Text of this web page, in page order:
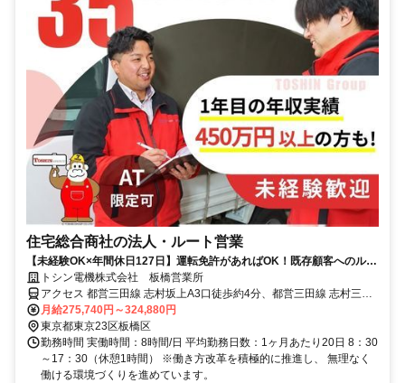
住宅総合商社の法人・ルート営業
【未経験OK×年間休日127日】運転免許があればOK！既存顧客へのルー
ト営業/賞与＆褒賞制度あり◎
トシン電機株式会社 板橋営業所
アクセス 都営三田線 志村坂上A3口徒歩約4分、都営三田線 志村三丁
目出入口徒歩約10分、都営三田線 本蓮沼A2口徒歩約19分
月給275,740円～324,880円
東京都東京23区板橋区
勤務時間 実働時間：8時間/日 平均勤務日数：1ヶ月あたり20日 8：30
～17：30（休憩1時間） ※働き方改革を積極的に推進し、 無理なく
働ける環境づくりを進めています。